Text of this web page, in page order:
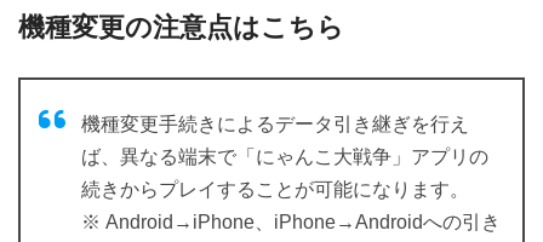
機種変更の注意点はこちら
機種変更手続きによるデータ引き継ぎを行え
ば、異なる端末で「にゃんこ大戦争」アプリの
続きからプレイすることが可能になります。
※ Android→iPhone、iPhone→Androidへの引き